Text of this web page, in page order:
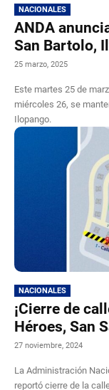
NACIONALES
ANDA
San Bartolo,
25 marzo, 2025
Este martes 25 de
miércoles 26, se
Ilopango.
NACIONALES
¡Cierre de
Héroes, San
27 noviembre, 2024
La Administración
reportó cierre de la